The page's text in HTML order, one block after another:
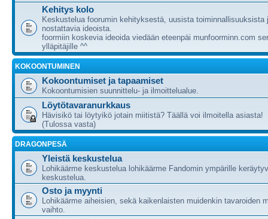
Kehitys kolo
Keskustelua foorumin kehityksestä, uusista toiminnallisuuksista
nostattavia ideoista.
foormiin koskevia ideoida viedään eteenpäi munfoorminn.com
ylläpitäjille ^^
KOKOONTUMINEN
Kokoontumiset ja tapaamiset
Kokoontumisien suunnittelu- ja ilmoittelualue.
Löytötavaranurkkaus
Hävisikö tai löytyikö jotain miitistä? Täällä voi ilmoitella asiasta!
(Tulossa vasta)
DRAGONPESÄ
Yleistä keskustelua
Lohikäärme keskustelua lohikäärme Fandomin ympärille
keskustelua.
Osto ja myynti
Lohikäärme aiheisien, sekä kaikenlaisten muidenkin tavaroiden
vaihto.